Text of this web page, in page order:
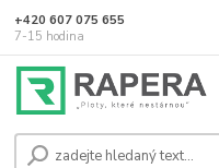
+420 607 075 655
7-15 hodina